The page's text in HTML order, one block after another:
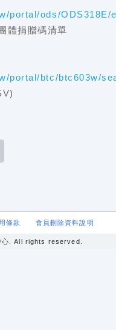
portal/ods/ODS318E/
體捐贈碼清單
portal/btc/btc603w/
條款 會員刪除資料說明
心. All rights reserved.